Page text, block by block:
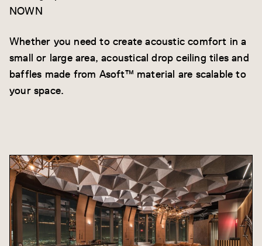
NOWN
Whether you need to create acoustic comfort in a
small or large area, acoustical drop ceiling tiles and
baffles made from Asoft™ material are scalable to
your space.